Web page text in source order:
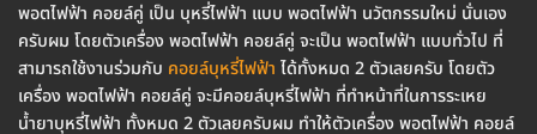
พอตไฟฟ้า คอยล์คู่ เป็น บุหรี่ไฟฟ้า แบบ พอตไฟฟ้า นวัตกรรมใหม่ นั่นเอง
ครับผม โดยตัวเครื่อง พอตไฟฟ้า คอยล์คู่ จะเป็น พอตไฟฟ้า แบบทั่วไป ที่
สามารถใช้งานร่วมกับ คอยล์บุหรี่ไฟฟ้า ได้ทั้งหมด 2 ตัวเลยครับ โดยตัว
เครื่อง พอตไฟฟ้า คอยล์คู่ จะมีคอยล์บุหรี่ไฟฟ้า ที่ทำหน้าที่ในการระเหย
น้ำยาบุหรี่ไฟฟ้า ทั้งหมด 2 ตัวเลยครับผม ทำให้ตัวเครื่อง พอตไฟฟ้า คอยล์